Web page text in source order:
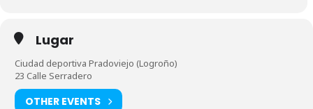
Lugar
Ciudad deportiva Pradoviejo (Logroño)
23 Calle Serradero
OTHER EVENTS